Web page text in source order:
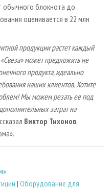
обычного блокнота до
оценивается в 22 млн
продукции растет каждый
может предложить не
продукта, идеально
наших клиентов. Хотите
Мы можем резать ее под
затрат на
Виктор Тихонов,
| Оборудование для